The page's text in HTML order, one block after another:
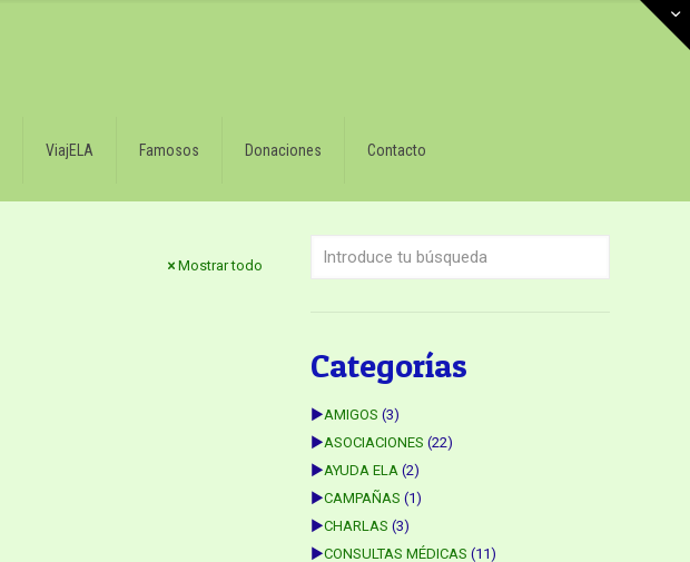
ViajELA Famosos Donaciones Contacto
Mostrar todo
Categorías
►AMIGOS (3)
►ASOCIACIONES (22)
►AYUDA ELA (2)
►CAMPAÑAS (1)
►CHARLAS (3)
►CONSULTAS MÉDICAS (11)